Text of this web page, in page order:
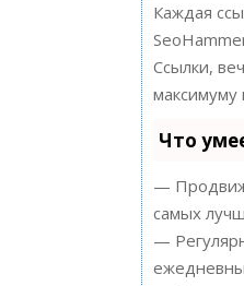
Каждая
Ссылки,
максимуму
Что
—
самых
—